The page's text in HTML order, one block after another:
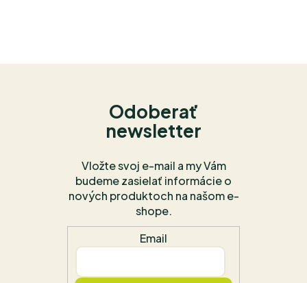
Odoberať
newsletter
Vložte svoj e-mail a my Vám
budeme zasielať informácie o
nových produktoch na našom e-
shope.
Email